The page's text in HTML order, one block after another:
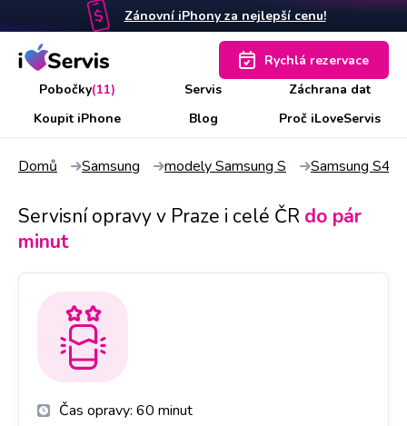
Zánovní iPhony za nejlepší cenu!
Pobočky(11) Servis
Záchrana dat
Koupit iPhone
Blog Proč iLoveServis
Rychlá rezervace
Domů Samsung modely Samsung S Samsung S4
Servisní opravy v Praze i celé ČR do pár
minut
Čas opravy: 60 minut